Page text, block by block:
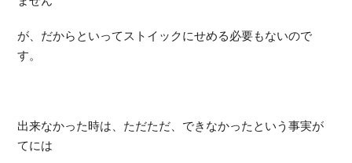
が、だからといってストイックにせめる必要もないので
す。
出来なかった時は、ただただ、できなかったという事実が
てには